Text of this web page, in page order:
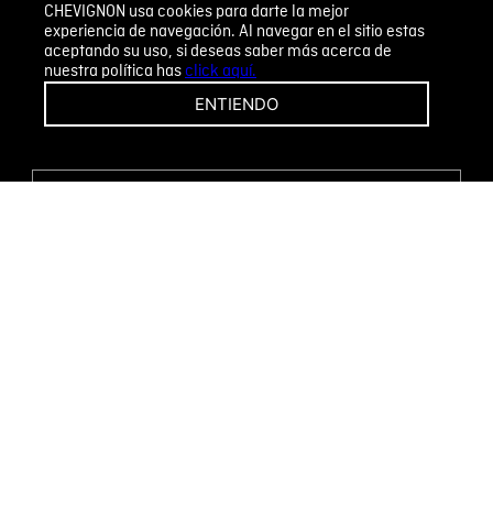
CHEVIGNON usa cookies para darte la mejor
experiencia de navegación. Al navegar en el sitio estas
aceptando su uso, si deseas saber más acerca de
nuestra política hasclick aquí.
ENTIENDO
PETICIONES, QUEJAS Y RECLAMOS
¡CAMBIOS Y DEVOLUCIONES FÁCILES!